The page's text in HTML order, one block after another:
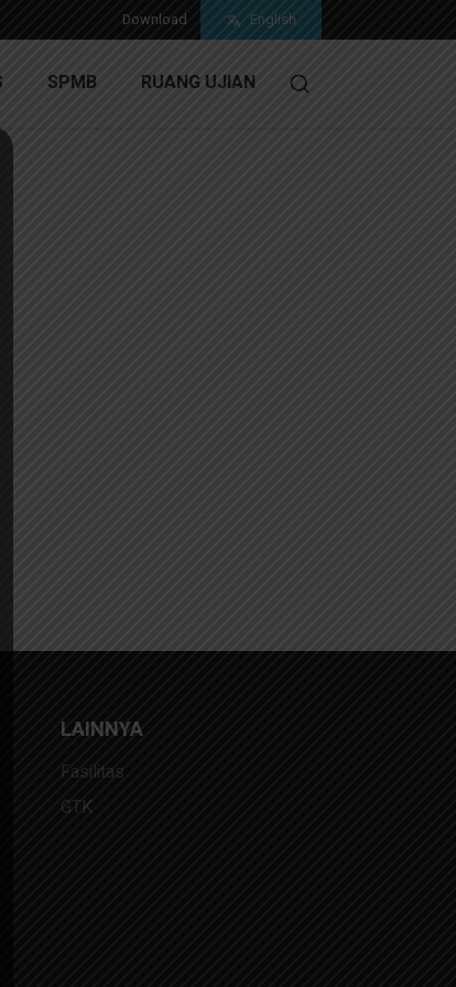
Download English
SPMB RUANG UJIAN
LAINNYA
Fasilitas
GTK